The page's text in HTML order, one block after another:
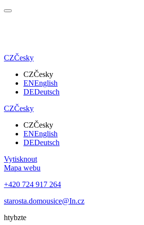
CZČesky
CZČesky
ENEnglish
DEDeutsch
CZČesky
CZČesky
ENEnglish
DEDeutsch
Vytisknout
Mapa webu
+420 724 917 264
starosta.domousice@In.cz
htybzte